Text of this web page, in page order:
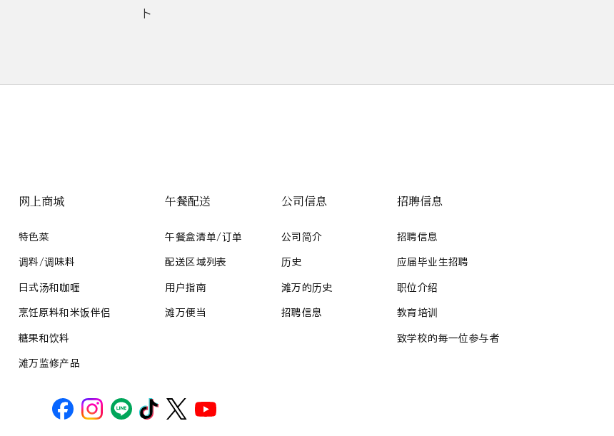
ト
网上商城
特色菜
调料/调味料
日式汤和咖喱
烹饪原料和米饭伴侣
糖果和饮料
滩万监修产品
午餐配送
午餐盒清单/订单
配送区域列表
用户指南
滩万便当
公司信息
公司简介
历史
滩万的历史
招聘信息
招聘信息
招聘信息
应届毕业生招聘
职位介绍
教育培训
致学校的每一位参与者